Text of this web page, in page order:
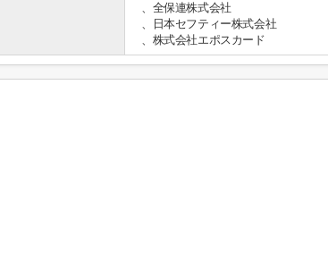
、全保連株式会社
、日本セフティー株式会社
、株式会社エポスカード